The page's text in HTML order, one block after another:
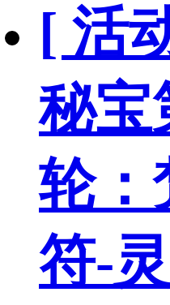
[ 活
秘宝
轮：
符-